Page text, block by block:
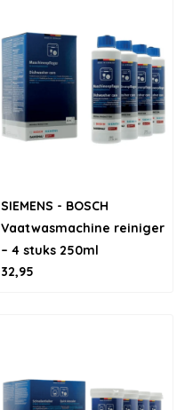
SIEMENS - BOSCH
Vaatwasmachine reiniger
– 4 stuks 250ml
32,95